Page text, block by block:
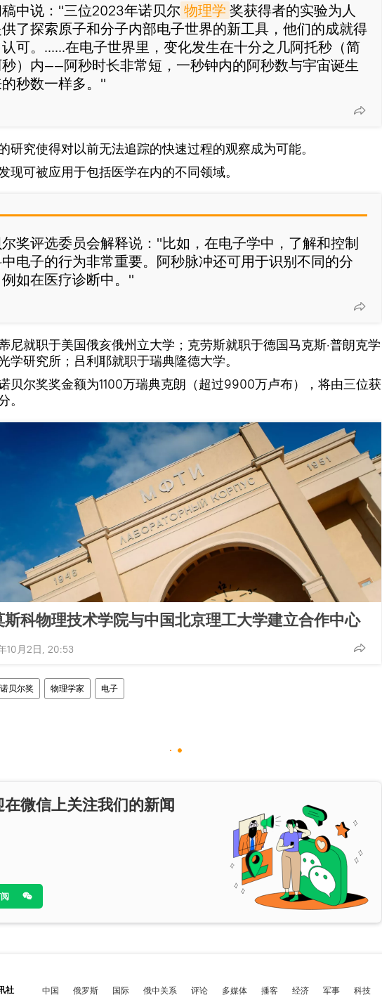
中说："三位2023年诺贝尔 物理学 奖获得者的实验为人
了探索原子和分子内部电子世界的新工具，他们的成就得
可。......在电子世界里，变化发生在十分之几阿托秒（简
）内——阿秒时长非常短，一秒钟内的阿秒数与宇宙诞生
秒数一样多。"
研究使得对以前无法追踪的快速过程的观察成为可能。
现可被应用于包括医学在内的不同领域。
奖评选委员会解释说："比如，在电子学中，了解和控制
电子的行为非常重要。阿秒脉冲还可用于识别不同的分
如在医疗诊断中。"
尼就职于美国俄亥俄州立大学；克劳斯就职于德国马克斯·普朗克学
学研究所；吕利耶就职于瑞典隆德大学。
贝尔奖奖金额为1100万瑞典克朗（超过9900万卢布），将由三位获
。
斯科物理技术学院与中国北京理工大学建立合作中心
10月2日, 20:53
诺贝尔奖 物理学家 电子
微信上关注我们的新闻
社 中国 俄罗斯 国际 俄中关系 评论 多媒体 播客 经济 军事 科技